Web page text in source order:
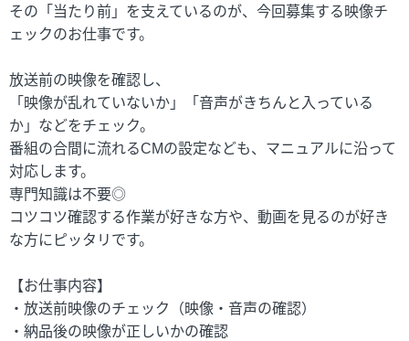
その「当たり前」を支えているのが、今回募集する映像チ
ェックのお仕事です。
放送前の映像を確認し、
「映像が乱れていないか」「音声がきちんと入っている
か」などをチェック。
番組の合間に流れるCMの設定なども、マニュアルに沿って
対応します。
専門知識は不要◎
コツコツ確認する作業が好きな方や、動画を見るのが好き
な方にピッタリです。
【お仕事内容】
・放送前映像のチェック（映像・音声の確認）
・納品後の映像が正しいかの確認